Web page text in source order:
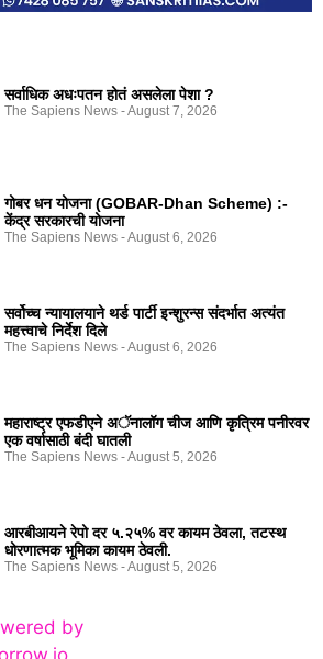
सर्वाधिक अधःपतन होतं असलेला पेशा ?
The Sapiens News August 7, 2026
गोबर धन योजना (GOBAR-Dhan Scheme) :-
केंद्र सरकारची योजना
The Sapiens News August 6, 2026
सर्वोच्च न्यायालयाने थर्ड पार्टी इन्शुरन्स संदर्भात अत्यंत
महत्त्वाचे निर्देश दिले
The Sapiens News August 6, 2026
महाराष्ट्र एफडीएने अॅनालॉग चीज आणि कृत्रिम पनीरवर
एक वर्षासाठी बंदी घातली
The Sapiens News August 5, 2026
आरबीआयने रेपो दर ५.२५% वर कायम ठेवला, तटस्थ
धोरणात्मक भूमिका कायम ठेवली.
The Sapiens News August 5, 2026